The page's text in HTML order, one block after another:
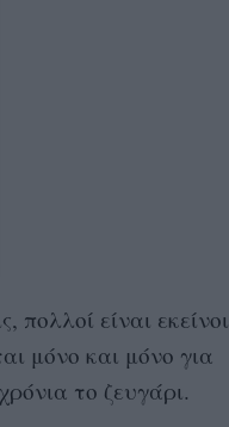
είναι εκείνοι
μόνο και μόνο για
το ζευγάρι.